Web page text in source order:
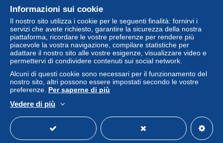
pagamento del sito Delcampe, definite nelle
Gli acquisti devono essere pagati entro14 giorni
dal ricevimento della richiesta di pagamento del
venditore.
Diritto di recesso|Spese di restituzione a carico
dell'acquirente.
Per conoscere i termini per il reso e per il rimborso
dell'oggetto
Frais de port pour un envoi normalisé:
Informazioni sui cookie
Il nostro sito utilizza i cookie per le seguenti finalità: fornirvi i
servizi che avete richiesto, garantire la sicurezza della nostra
piattaforma, ricordare le vostre preferenze per rendere più
piacevole la vostra navigazione, compilare statistiche per
adattare il nostro sito alle vostre esigenze, visualizzare video e
permettervi di condividere contenuti sui social network.
Alcuni di questi cookie sono necessari per il funzionamento del
nostro sito, altri possono essere impostati secondo le vostre
preferenze. Per saperne di più
Vedere di più
Acquistare su Delcampe
Vendere su Delcampe
Un sito sicuro